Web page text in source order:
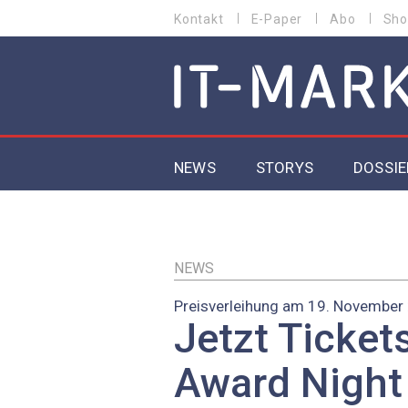
zum
MENU
Kontakt E-Paper Abo
MAIN NAVIGATION
NEWS STORYS
EU-
NEWS
Preisverleihung am 19.
Jetzt
Award